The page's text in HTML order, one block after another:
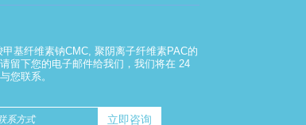
甲基纤维素钠CMC, 聚阴离子纤维素PAC的
留下您的电子邮件给我们，我们将在 24
您联系。
羧甲基纤维素钠的使用方法
2022-08-01